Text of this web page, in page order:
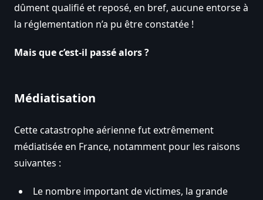
dûment qualifié et reposé, en bref, aucune entorse à
la réglementation n’a pu être constatée !
Mais que c’est-il passé alors ?
Médiatisation
Cette catastrophe aérienne fut extrêmement
médiatisée en France, notamment pour les raisons
suivantes :
Le nombre important de victimes, la grande